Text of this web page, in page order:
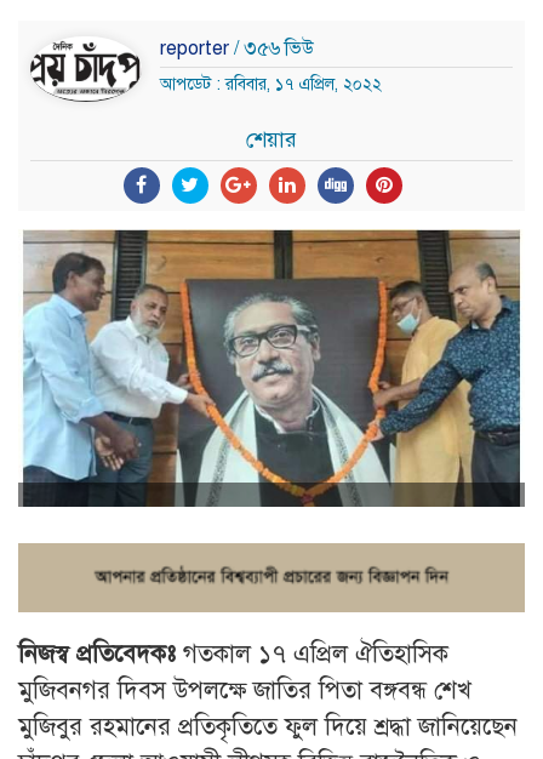
reporter / ৩৫৬ ভিউ
আপডেট : রবিবার, ১৭ এপ্রিল, ২০২২
শেয়ার
নিজস্ব প্রতিবেদকঃ গতকাল ১৭ এপ্রিল ঐতিহাসিক
মুজিবনগর দিবস উপলক্ষে জাতির পিতা বঙ্গবন্ধ শেখ
মুজিবুর রহমানের প্রতিকৃতিতে ফুল দিয়ে শ্রদ্ধা জানিয়েছেন